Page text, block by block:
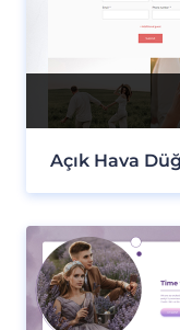
Açık Hava